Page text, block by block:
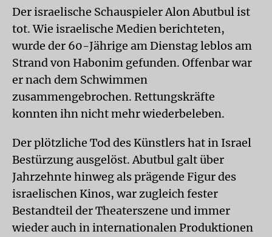
Der israelische Schauspieler Alon Abutbul ist
tot. Wie israelische Medien berichteten,
wurde der 60-Jährige am Dienstag leblos am
Strand von Habonim gefunden. Offenbar war
er nach dem Schwimmen
zusammengebrochen. Rettungskräfte
konnten ihn nicht mehr wiederbeleben.
Der plötzliche Tod des Künstlers hat in Israel
Bestürzung ausgelöst. Abutbul galt über
Jahrzehnte hinweg als prägende Figur des
israelischen Kinos, war zugleich fester
Bestandteil der Theaterszene und immer
wieder auch in internationalen Produktionen